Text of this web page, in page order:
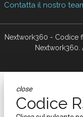
Contatta il nostro
Nextwork360 - Codice
Nextwork360.
close
Codice